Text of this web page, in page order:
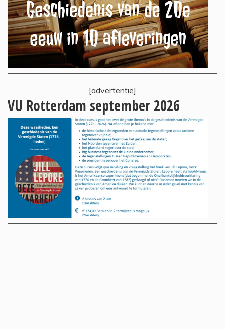
[advertentie]
VU Rotterdam september 2026